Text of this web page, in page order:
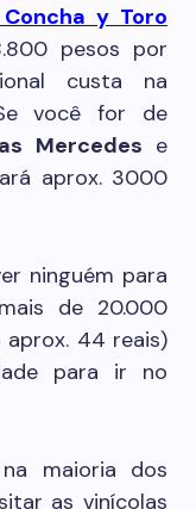
y Toro
pesos por
custa na
você for de
Mercedes e
aprox. 3000
ninguém para
de 20.000
44 reais)
para ir no
maioria dos
as vinícolas